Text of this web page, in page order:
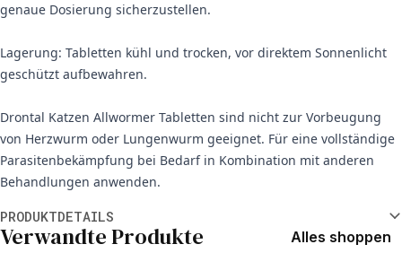
genaue Dosierung sicherzustellen.
Lagerung: Tabletten kühl und trocken, vor direktem Sonnenlicht
geschützt aufbewahren.
Drontal Katzen Allwormer Tabletten sind nicht zur Vorbeugung
von Herzwurm oder Lungenwurm geeignet. Für eine vollständige
Parasitenbekämpfung bei Bedarf in Kombination mit anderen
Behandlungen anwenden.
PRODUKTDETAILS
Verwandte Produkte Alles shoppen